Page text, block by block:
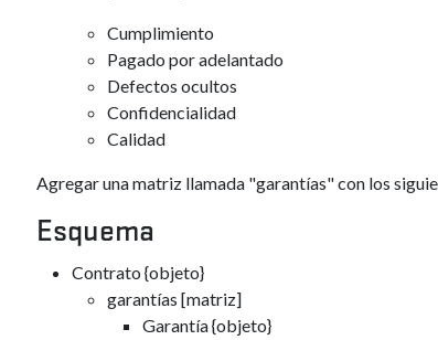
Cumplimiento
Pagado por adelantado
Defectos ocultos
Confidencialidad
Calidad
Agregar una matriz llamada "garantías" con los
Esquema
Contrato {objeto}
garantías [matriz]
Garantía {objeto}